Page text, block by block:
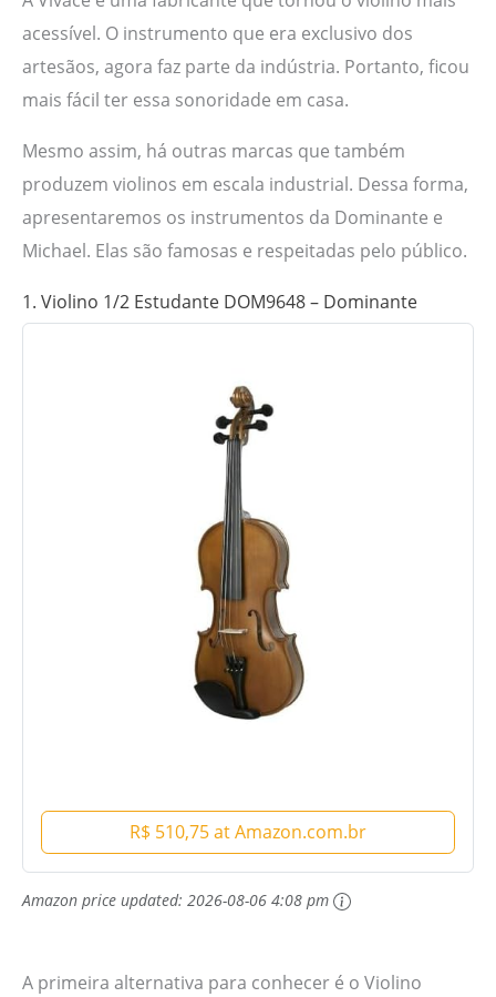
acessível. O instrumento que era exclusivo dos
artesãos, agora faz parte da indústria. Portanto, ficou
mais fácil ter essa sonoridade em casa.
Mesmo assim, há outras marcas que também
produzem violinos em escala industrial. Dessa forma,
apresentaremos os instrumentos da Dominante e
Michael. Elas são famosas e respeitadas pelo público.
1. Violino 1/2 Estudante DOM9648 – Dominante
R$ 510,75 at Amazon.com.br
Amazon price updated: 2026-08-06 4:08 pm
A primeira alternativa para conhecer é o Violino